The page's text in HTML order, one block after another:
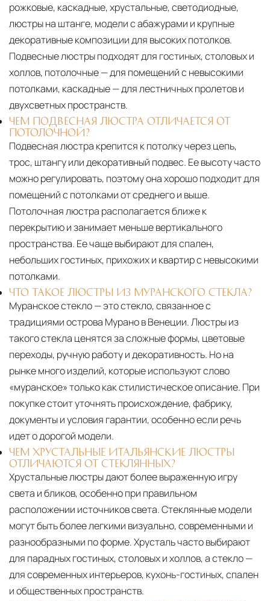
рожковые, каскадные, хрустальные, светодиодные,
люстры на штанге, модели с абажурами и крупные
декоративные композиции для высоких потолков.
Подвесные люстры подходят для гостиных, столовых и
холлов, потолочные — для помещений с невысокими
потолками, каскадные — для лестничных пролетов и
двухсветных пространств.
ЧЕМ ПОДВЕСНАЯ ЛЮСТРА ОТЛИЧАЕТСЯ ОТ
ПОТОЛОЧНОЙ?
Подвесная люстра крепится к потолку через цепь,
трос, штангу или декоративный подвес. Ее высоту часто
можно регулировать, поэтому она хорошо подходит для
помещений с потолками от среднего и выше.
Потолочная люстра располагается ближе к
перекрытию и занимает меньше вертикального
пространства. Ее чаще выбирают для спален,
небольших гостиных, прихожих и квартир с невысокими
потолками.
ЧТО ТАКОЕ ЛЮСТРЫ ИЗ МУРАНСКОГО СТЕКЛА?
Муранское стекло — это стекло, связанное с
традициями острова Мурано в Венеции. Люстры из
такого стекла ценятся за сложные формы, цветовые
переходы, ручную работу и декоративность. Но на
рынке много изделий, которые используют слово
«муранское» только как стилистическое описание. При
покупке стоит уточнять происхождение, фабрику,
документы и условия гарантии, особенно если речь
идет о дорогой модели.
ЧЕМ ХРУСТАЛЬНЫЕ ИТАЛЬЯНСКИЕ ЛЮСТРЫ
ОТЛИЧАЮТСЯ ОТ СТЕКЛЯННЫХ?
Хрустальные люстры дают более выраженную игру
света и бликов, особенно при правильном
расположении источников света. Стеклянные модели
могут быть более легкими визуально, современными и
разнообразными по форме. Хрусталь часто выбирают
для парадных гостиных, столовых и холлов, а стекло —
для современных интерьеров, кухонь-гостиных, спален
и общественных пространств.